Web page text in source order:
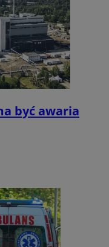
być awaria